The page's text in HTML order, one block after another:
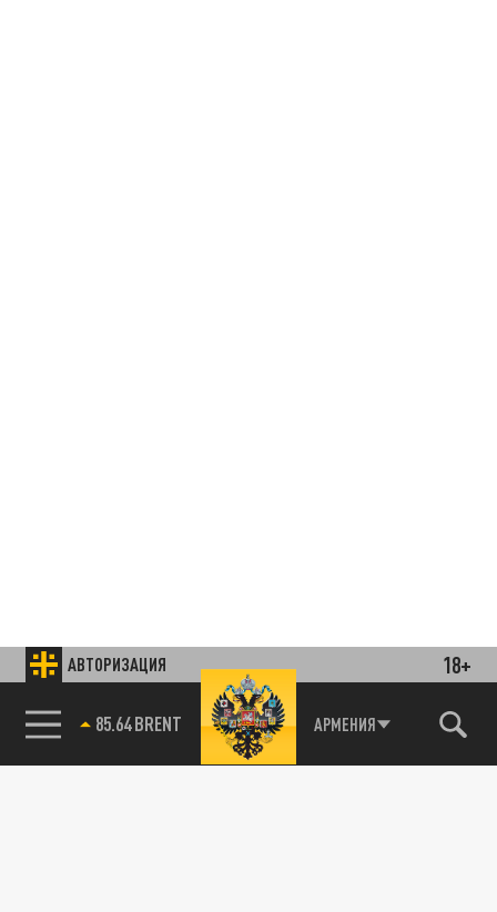
АВТОРИЗАЦИЯ 18+
85.64 BRENT АРМЕНИЯ